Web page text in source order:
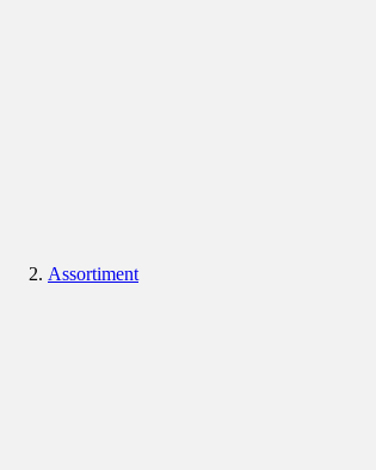
Assortiment